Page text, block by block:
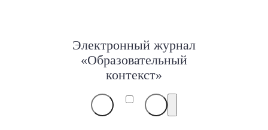
Электронный журнал
«Образовательный
контекст»